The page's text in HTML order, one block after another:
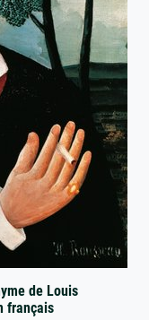
de Louis
français